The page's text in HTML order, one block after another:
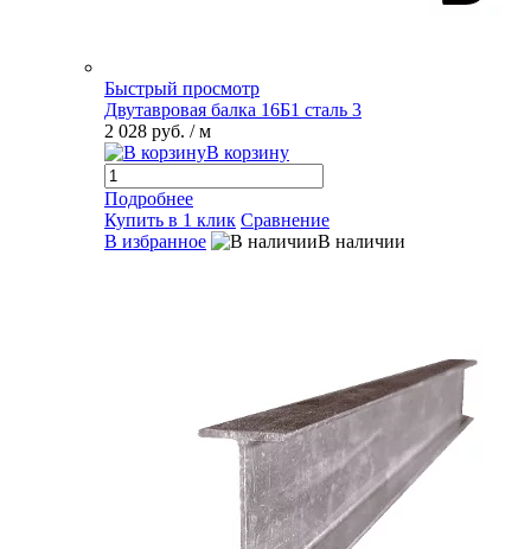
Быстрый просмотр
Двутавровая балка 16Б1 сталь 3
2 028 руб. / м
В корзину
Подробнее
Купить в 1 клик Сравнение
В избранное
В наличии